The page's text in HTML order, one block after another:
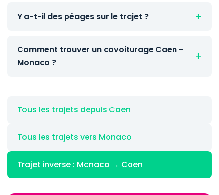
Y a-t-il des péages sur le trajet ?
Comment trouver un covoiturage Caen -
Monaco ?
Tous les trajets depuis Caen
Tous les trajets vers Monaco
Trajet inverse : Monaco → Caen